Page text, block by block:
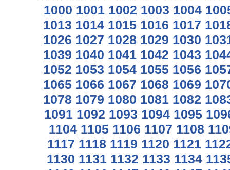
1000 1001 1002 1003 1004
1013 1014 1015 1016 1017
1026 1027 1028 1029 1030
1039 1040 1041 1042 1043
1052 1053 1054 1055 1056
1065 1066 1067 1068 1069
1078 1079 1080 1081 1082
1091 1092 1093 1094 1095
1104 1105 1106 1107 1108
1117 1118 1119 1120 1121
1130 1131 1132 1133 1134